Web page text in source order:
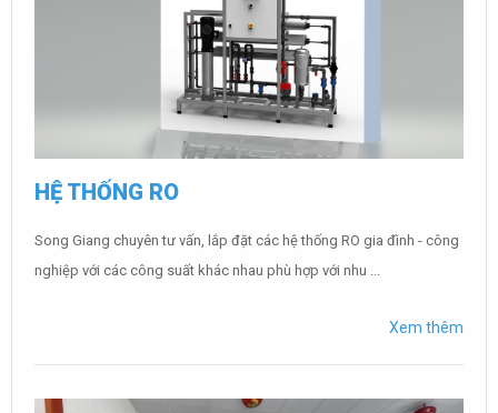
HỆ THỐNG RO
Song Giang chuyên tư vấn, lắp đặt các hệ thống RO gia đình - công
nghiệp với các công suất khác nhau phù hợp với nhu ...
Xem thêm